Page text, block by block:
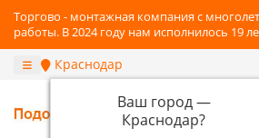
Торгово - монтажная компания с
работы. В 2024 году нам исполнилось 19
Краснодар
Ваш город —
Краснодар?
+7 (800)